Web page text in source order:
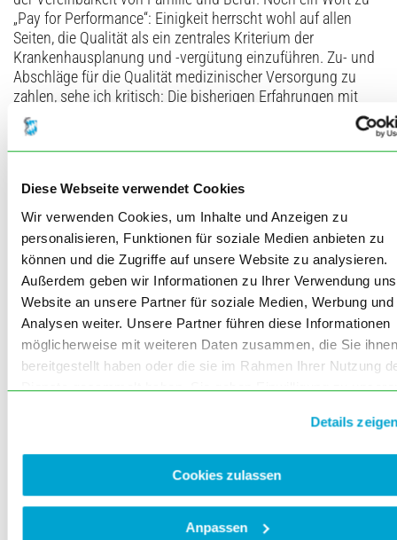
Diese Webseite verwendet Cookies
Wir verwenden Cookies, um Inhalte und Anzeigen zu
personalisieren, Funktionen für soziale Medien anbieten zu
können und die Zugriffe auf unsere Website zu analysieren.
Außerdem geben wir Informationen zu Ihrer Verwendung
Website an unsere Partner für soziale Medien, Werbung und
Analysen weiter. Unsere Partner führen diese Informationen
möglicherweise mit weiteren Daten zusammen, die Sie ihnen
bereitgestellt haben oder die sie im Rahmen Ihrer Nutzung
Dienste gesammelt haben. Sie geben Einwilligung zu
Details
Cookies zulassen
Anpassen
„Pay for Performance“: Einigkeit herrscht wohl auf allen
Seiten, die Qualität als ein zentrales Kriterium der
Krankenhausplanung und -vergütung einzuführen. Zu- und
Abschläge für die Qualität medizinischer Versorgung zu
zahlen, sehe ich kritisch: Die bisherigen Erfahrungen mit
solchen Pay for Performance-Ansätzen sind alles andere als
überzeugend. Die Kliniken, die statistisch eine schlechtere
Qualität haben, sind oftmals diejenigen, die ihre Fehler und
Arbeitstagung
Zurück zum Bayerischen Ärztetag: Am Samstag und
Sonntag werden in Deggendorf die Berichte des Präsidiums
und der Ausschüsse von Interesse sein sowie der Bericht
aus der Bayerischen Ärzteversorgung. Es ist mir ein
wichtiges Anliegen, die 180 Delegierten über die
gesundheits- und berufspolitischen Herausforderungen,
aber auch über die geleistete Arbeit in der Bayerischen
Landesärztekammer (BLÄK) zu informieren und gemeinsam
zu diskutieren. Wichtige Punkte auf der Agenda der
Arbeitstagung sind zweifellos Änderungen an der
Weiterbildungsordnung, die Einführung einer Satzung über
den Nachweis zu erfüllender Fortbildungspflicht von Ärzten
im öffentlichen Rettungsdienst, Änderungen an der
Berufsordnung, der Meldeordnung oder der
Gebührensatzung oder die Neufassung der Wahlordnung